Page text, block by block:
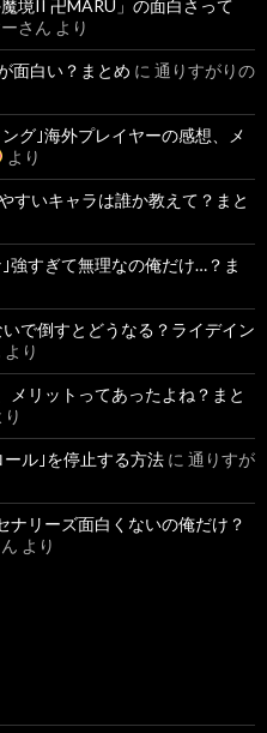
境II 卍MARU」の面白さって
さん より
面白い？まとめ に 通りすがりの
グ｣海外プレイヤーの感想、メ
より
すいキャラは誰か教えて？まと
強すぎて無理なの俺だけ…？ま
で倒すとどうなる？ライデイン
より
メリットってあったよね？まと
り
ル｣を停止する方法 に 通りすが
ナリーズ面白くないの俺だけ？
より